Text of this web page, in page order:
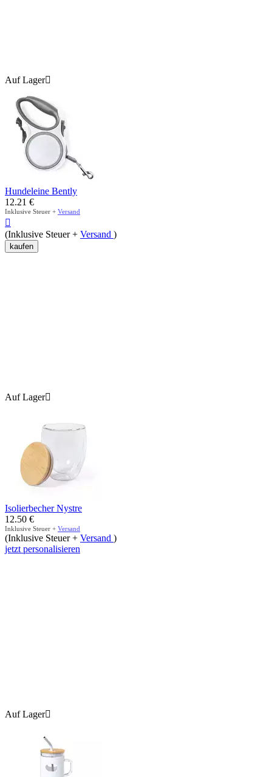
Auf Lager
Hundeleine Bently
12.21 €
Inklusive Steuer + Versand

(Inklusive Steuer + Versand )
kaufen
Auf Lager
Isolierbecher Nystre
12.50 €
Inklusive Steuer + Versand
(Inklusive Steuer + Versand )
jetzt personalisieren
Auf Lager